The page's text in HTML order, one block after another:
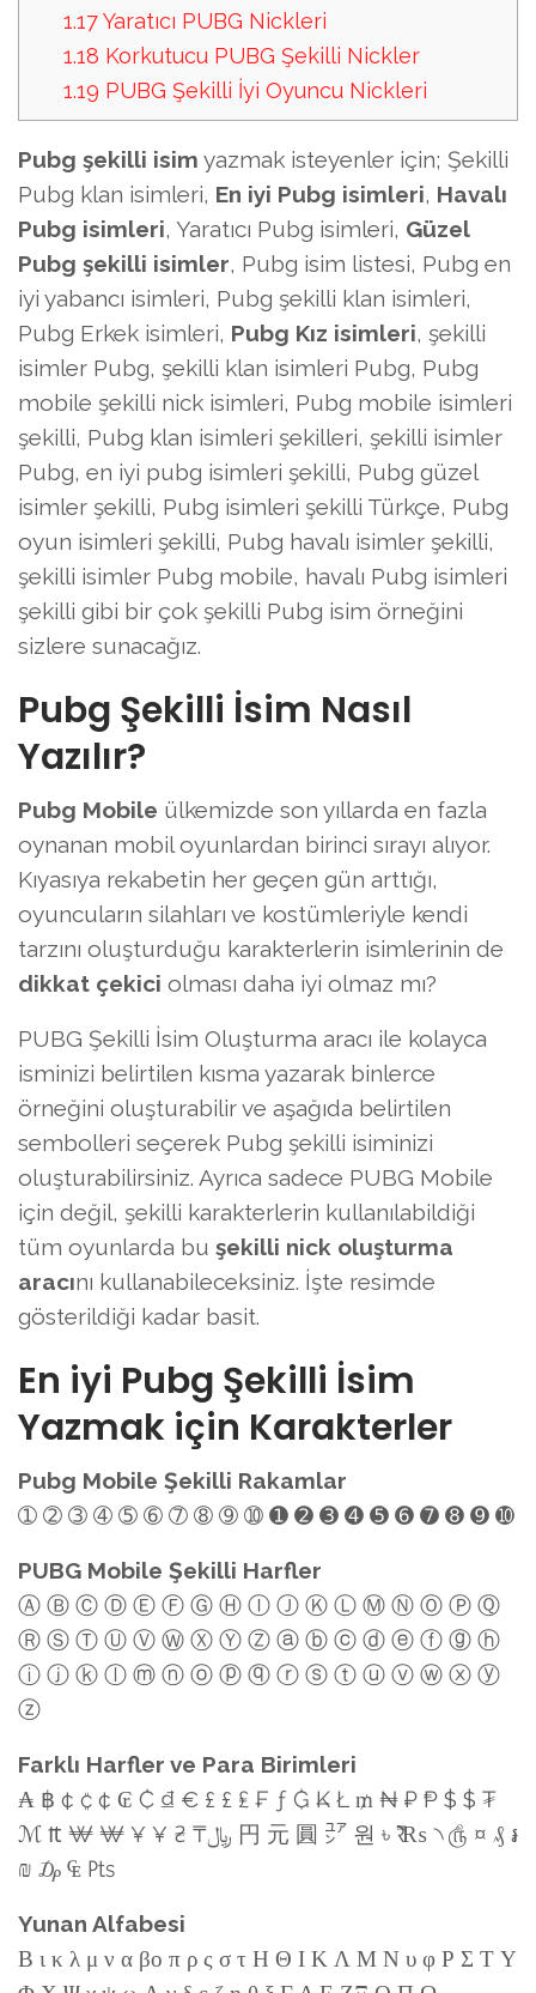
1.17Yaratıcı PUBG Nickleri
1.18 Korkutucu PUBG Şekilli Nickler
1.19 PUBG Şekilli İyi Oyuncu Nickleri
Pubg şekilli isim yazmak isteyenler için; Şekilli
Pubg klan isimleri, En iyi Pubg isimleri, Havalı
Pubg isimleri, Yaratıcı Pubg isimleri, Güzel
Pubg şekilli isimler, Pubg isim listesi, Pubg en
iyi yabancı isimleri, Pubg şekilli klan isimleri,
Pubg Erkek isimleri, Pubg Kız isimleri, şekilli
isimler Pubg, şekilli klan isimleri Pubg, Pubg
mobile şekilli nick isimleri, Pubg mobile isimleri
şekilli, Pubg klan isimleri şekilleri, şekilli isimler
Pubg, en iyi pubg isimleri şekilli, Pubg güzel
isimler şekilli, Pubg isimleri şekilli Türkçe, Pubg
oyun isimleri şekilli, Pubg havalı isimler şekilli,
şekilli isimler Pubg mobile, havalı Pubg isimleri
şekilli gibi bir çok şekilli Pubg isim örneğini
sizlere sunacağız.
Pubg Şekilli İsim Nasıl
Yazılır?
Pubg Mobile ülkemizde son yıllarda en fazla
oynanan mobil oyunlardan birinci sırayı alıyor.
Kıyasıya rekabetin her geçen gün arttığı,
oyuncuların silahları ve kostümleriyle kendi
tarzını oluşturduğu karakterlerin isimlerinin de
dikkat çekici olması daha iyi olmaz mı?
PUBG Şekilli İsim Oluşturma aracı ile kolayca
isminizi belirtilen kısma yazarak binlerce
örneğini oluşturabilir ve aşağıda belirtilen
sembolleri seçerek Pubg şekilli isiminizi
oluşturabilirsiniz. Ayrıca sadece PUBG Mobile
için değil, şekilli karakterlerin kullanılabildiği
tüm oyunlarda bu şekilli nick oluşturma
aracını kullanabileceksiniz. İşte resimde
gösterildiği kadar basit.
En iyi Pubg Şekilli İsim
Yazmak için Karakterler
Pubg Mobile Şekilli Rakamlar
➀ ➁ ➂ ➃ ➄ ➅ ➆ ➇ ➈ ➉ ➊ ➋ ➌ ➍ ➎ ➏ ➐ ➑ ➒ ➓
PUBG Mobile Şekilli Harfler
Ⓐ Ⓑ Ⓒ Ⓓ Ⓔ Ⓕ Ⓖ Ⓗ Ⓘ Ⓙ Ⓚ Ⓛ Ⓜ Ⓝ Ⓞ Ⓟ Ⓠ
Ⓡ Ⓢ Ⓣ Ⓤ Ⓥ Ⓦ Ⓧ Ⓨ Ⓩ ⓐ ⓑ ⓒ ⓓ ⓔ ⓕ ⓖ ⓗ
ⓘ ⓙ ⓚ ⓛ ⓜ ⓝ ⓞ ⓟ ⓠ ⓡ ⓢ ⓣ ⓤ ⓥ ⓦ ⓧ ⓨ
ⓩ
Farklı Harfler ve Para Birimleri
₳ ฿ ¢ ₡ ¢ ₢ ₵ ₫ € £ £ ₤ ₣ ƒ ₲ ₭ Ł ₥ ₦ ₽ ₱ $ $ ₮
ℳ ₶ ₩ ₩ ¥ ¥ ₴ ₸﷼ 円 元 圓 ㍐ 원 ৳ ₹ ₨ ৲ ௹ ¤ ₰ ៛
₪ ₯ ₠ ₧
Yunan Alfabesi
Β ι κ λ μ ν α βο π ρ ς σ τ Η Θ Ι Κ Λ Μ Ν υ φ Ρ Σ Τ Υ